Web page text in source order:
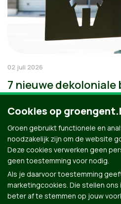
02 juli 2026
7 nieuwe dekoloniale
Cookies op
Groen gebruikt functionele en
noodzakelijk zijn om de website
Deze cookies verwerken geen
geen toestemming voor nodig.
Als je daarvoor toestemming
marketingcookies. Die stellen
beter af te stemmen op jouw